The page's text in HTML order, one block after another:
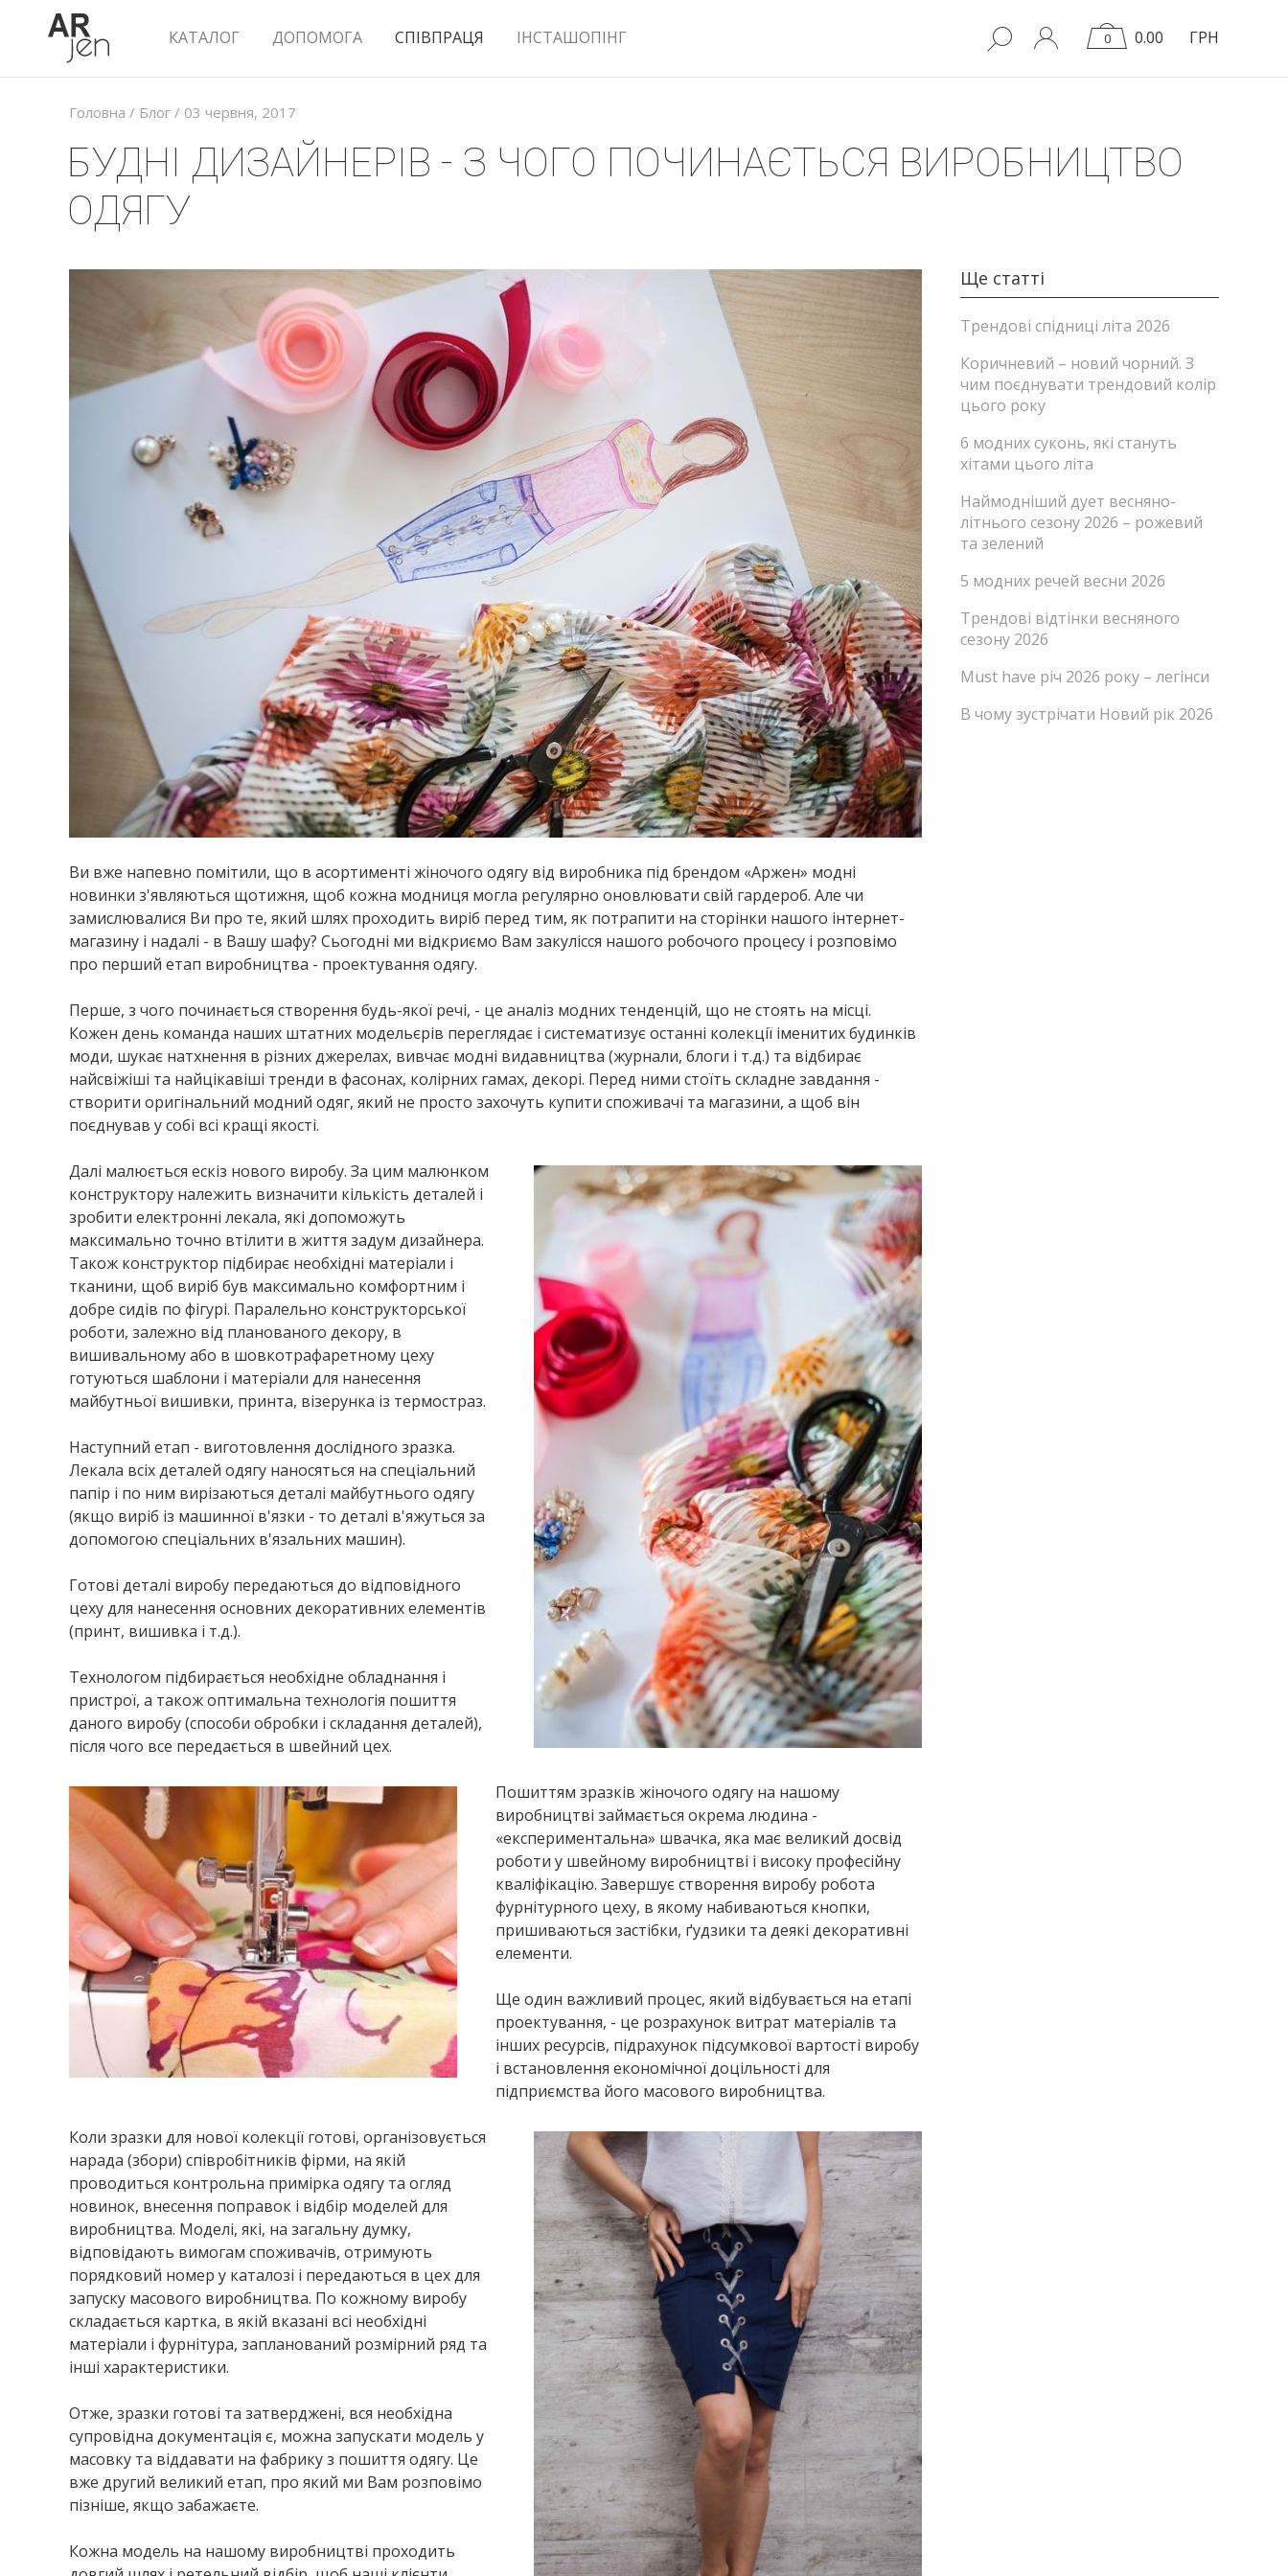
КАТАЛОГ ДОПОМОГА СПІВПРАЦЯ ІНСТАШОПІНГ 0 0.00 ГРН
Головна / Блог / 03 червня, 2017
БУДНІ ДИЗАЙНЕРІВ - З ЧОГО ПОЧИНАЄТЬСЯ ВИРОБНИЦТВО
ОДЯГУ
Ви вже напевно помітили, що в асортименті жіночого одягу від виробника під брендом «Аржен» модні
новинки з'являються щотижня, щоб кожна модниця могла регулярно оновлювати свій гардероб. Але чи
замислювалися Ви про те, який шлях проходить виріб перед тим, як потрапити на сторінки нашого інтернет-
магазину і надалі - в Вашу шафу? Сьогодні ми відкриємо Вам закулісся нашого робочого процесу і розповімо
про перший етап виробництва - проектування одягу.
Перше, з чого починається створення будь-якої речі, - це аналіз модних тенденцій, що не стоять на місці.
Кожен день команда наших штатних модельєрів переглядає і систематизує останні колекції іменитих будинків
моди, шукає натхнення в різних джерелах, вивчає модні видавництва (журнали, блоги і т.д.) та відбирає
найсвіжіші та найцікавіші тренди в фасонах, колірних гамах, декорі. Перед ними стоїть складне завдання -
створити оригінальний модний одяг, який не просто захочуть купити споживачі та магазини, а щоб він
поєднував у собі всі кращі якості.
Далі малюється ескіз нового виробу. За цим малюнком
конструктору належить визначити кількість деталей і
зробити електронні лекала, які допоможуть
максимально точно втілити в життя задум дизайнера.
Також конструктор підбирає необхідні матеріали і
тканини, щоб виріб був максимально комфортним і
добре сидів по фігурі. Паралельно конструкторської
роботи, залежно від планованого декору, в
вишивальному або в шовкотрафаретному цеху
готуються шаблони і матеріали для нанесення
майбутньої вишивки, принта, візерунка із термостраз.
Наступний етап - виготовлення дослідного зразка.
Лекала всіх деталей одягу наносяться на спеціальний
папір і по ним вирізаються деталі майбутнього одягу
(якщо виріб із машинної в'язки - то деталі в'яжуться за
допомогою спеціальних в'язальних машин).
Готові деталі виробу передаються до відповідного
цеху для нанесення основних декоративних елементів
(принт, вишивка і т.д.).
Технологом підбирається необхідне обладнання і
пристрої, а також оптимальна технологія пошиття
даного виробу (способи обробки і складання деталей),
після чого все передається в швейний цех.
Пошиттям зразків жіночого одягу на нашому
виробництві займається окрема людина -
«експериментальна» швачка, яка має великий досвід
роботи у швейному виробництві і високу професійну
кваліфікацію. Завершує створення виробу робота
фурнітурного цеху, в якому набиваються кнопки,
пришиваються застібки, ґудзики та деякі декоративні
елементи.
Ще один важливий процес, який відбувається на етапі
проектування, - це розрахунок витрат матеріалів та
інших ресурсів, підрахунок підсумкової вартості виробу
і встановлення економічної доцільності для
підприємства його масового виробництва.
Коли зразки для нової колекції готові, організовується
нарада (збори) співробітників фірми, на якій
проводиться контрольна примірка одягу та огляд
новинок, внесення поправок і відбір моделей для
виробництва. Моделі, які, на загальну думку,
відповідають вимогам споживачів, отримують
порядковий номер у каталозі і передаються в цех для
запуску масового виробництва. По кожному виробу
складається картка, в якій вказані всі необхідні
матеріали і фурнітура, запланований розмірний ряд та
інші характеристики.
Отже, зразки готові та затверджені, вся необхідна
супровідна документація є, можна запускати модель у
масовку та віддавати на фабрику з пошиття одягу. Це
вже другий великий етап, про який ми Вам розповімо
пізніше, якщо забажаєте.
Кожна модель на нашому виробництві проходить
Ще статті
Трендові спідниці літа 2026
Коричневий – новий чорний. З
чим поєднувати трендовий колір
цього року
6 модних суконь, які стануть
хітами цього літа
Наймодніший дует весняно-
літнього сезону 2026 – рожевий
та зелений
5 модних речей весни 2026
Трендові відтінки весняного
сезону 2026
Must have річ 2026 року – легінси
В чому зустрічати Новий рік 2026